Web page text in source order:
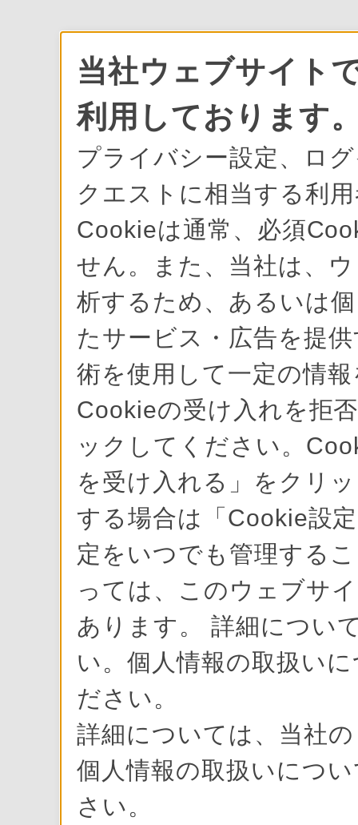
当社ウェブサイト
利用しております
プライバシー設定、ロ
クエストに相当する利
Cookieは通常、必須
せん。また、当社は、
析するため、あるいは
たサービス・広告を提
術を使用して一定の情
Cookieの受け入れを拒
ックしてください。
を受け入れる」をクリ
する場合は「Cookie設
定をいつでも管理する
っては、このウェブサ
あります。 詳細につい
い。個人情報の取扱い
ださい。
詳細については、当社
個人情報の取扱いにつ
さい。